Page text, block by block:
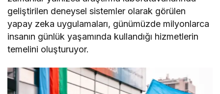
geliştirilen deneysel sistemler olarak görülen
yapay zeka uygulamaları, günümüzde milyonlarca
insanın günlük yaşamında kullandığı hizmetlerin
temelini oluşturuyor.